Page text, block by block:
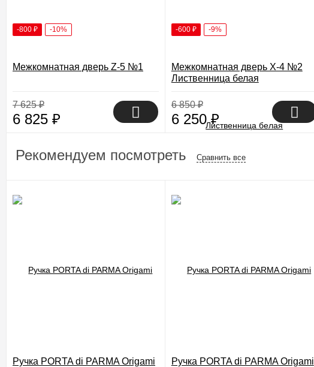
-800 ₽ -10%
Межкомнатная дверь Z-5 №1
7 625₽
6 825 ₽
-600 ₽ -9%
Межкомнатная дверь X-4 №2
Лиственница белая
6 850₽
6 250₽
Рекомендуем посмотреть Сравнить все
Ручка PORTA di PARMA Origami
Ручка PORTA di PARMA Origami